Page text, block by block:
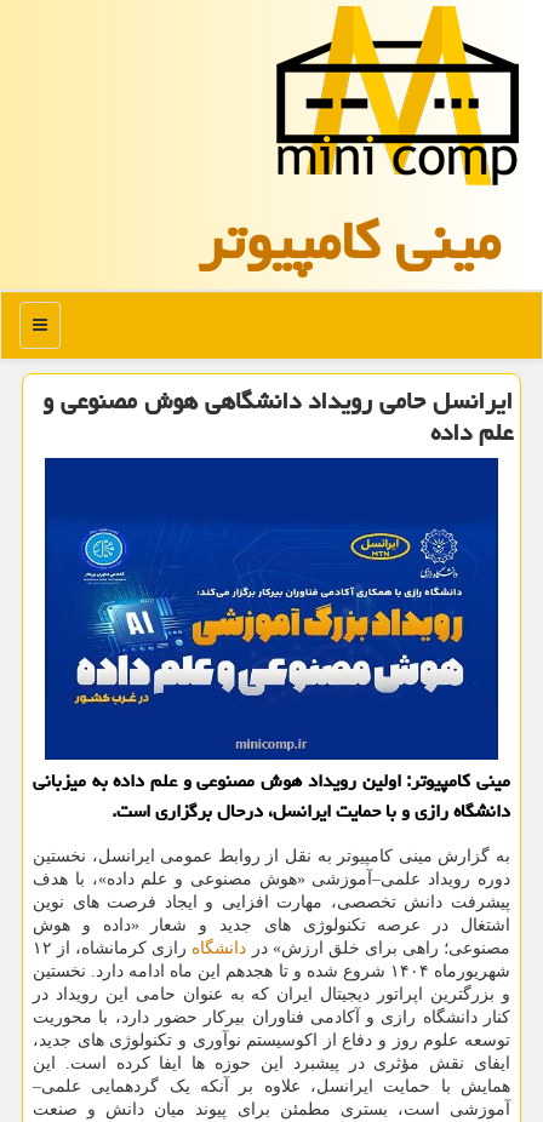
مینی كامپیوتر
منو
ایرانسل حامی رویداد دانشگاهی هوش مصنوعی و
علم داده
مینی کامپیوتر: اولین رویداد هوش مصنوعی و علم داده به میزبانی
دانشگاه رازی و با حمایت ایرانسل، درحال برگزاری است.
به گزارش مینی کامپیوتر به نقل از روابط عمومی ایرانسل، نخستین
دوره رویداد علمی–آموزشی «هوش مصنوعی و علم داده»، با هدف
پیشرفت دانش تخصصی، مهارت افزایی و ایجاد فرصت های نوین
اشتغال در عرصه تکنولوژی های جدید و شعار «داده و هوش
مصنوعی؛ راهی برای خلق ارزش» در دانشگاه
رازی کرمانشاه، از ۱۲
شهریورماه ۱۴۰۴ شروع شده و تا هجدهم این ماه ادامه دارد. نخستین
و بزرگترین اپراتور دیجیتال ایران که به عنوان حامی این رویداد در
کنار دانشگاه رازی و آکادمی فناوران بیرکار حضور دارد، با محوریت
توسعه علوم روز و دفاع از اکوسیستم نوآوری و تکنولوژی های جدید،
ایفای نقش مؤثری در پیشبرد این حوزه ها ایفا کرده است. این
همایش با حمایت ایرانسل، علاوه بر آنکه یک گردهمایی علمی–
آموزشی است، بستری مطمئن برای پیوند میان دانش و صنعت